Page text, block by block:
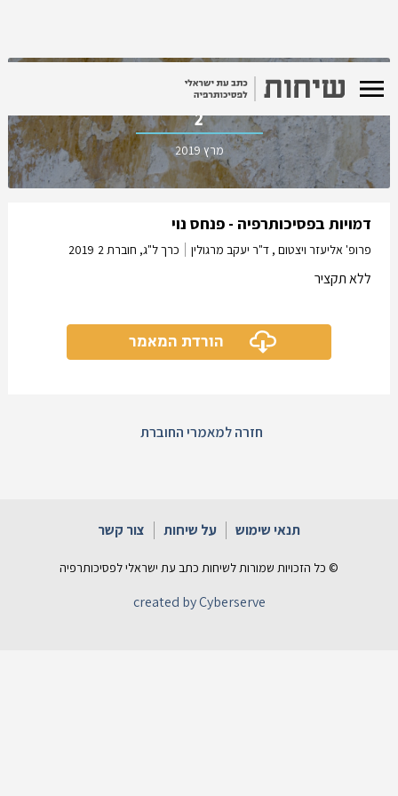
כרך ל"ג, חוברת
2
מרץ 2019
דמויות בפסיכותרפיה - פנחס נוי
פרופ' אליעזר ויצטום , ד"ר יעקב מרגולין כרך ל"ג, חוברת 2 2019
ללא תקציר
הורדת המאמר
חזרה למאמרי החוברת
תנאי שימוש על שיחות צור קשר
© כל הזכויות שמורות לשיחות כתב עת ישראלי לפסיכותרפיה
created by Cyberserve